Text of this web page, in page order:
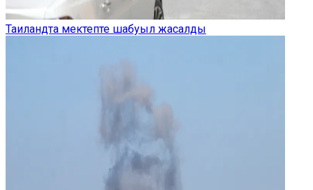
Таиландта мектепте шабуыл жасалды